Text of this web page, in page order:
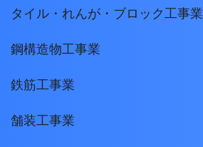
タイル・れんが・ブロック工事業
鋼構造物工事業
鉄筋工事業
舗装工事業